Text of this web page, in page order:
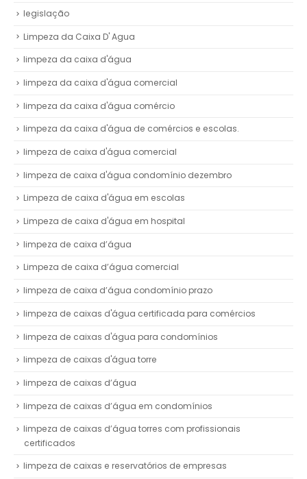
legislação
Limpeza da Caixa D' Agua
limpeza da caixa d'água
limpeza da caixa d'água comercial
limpeza da caixa d'água comércio
limpeza da caixa d'água de comércios e escolas.
limpeza de caixa d'água comercial
limpeza de caixa d'água condomínio dezembro
Limpeza de caixa d'água em escolas
Limpeza de caixa d'água em hospital
limpeza de caixa d’água
Limpeza de caixa d’água comercial
limpeza de caixa d’água condomínio prazo
limpeza de caixas d'água certificada para comércios
limpeza de caixas d'água para condomínios
limpeza de caixas d'água torre
limpeza de caixas d’água
limpeza de caixas d’água em condomínios
limpeza de caixas d’água torres com profissionais
certificados
limpeza de caixas e reservatórios de empresas